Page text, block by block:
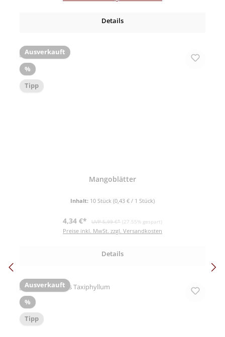
Details
Ausverkauft
%Rabatt
Tipp
Mangoblätter
Inhalt: 10 Stück (0,43 € / 1 Stück)
Verkaufspreis:
4,34 €* Regulärer Preis:
UVP 5,99 €* (27.55% gespart)
Preise inkl. MwSt. zzgl. Versandkosten
Details
Ausverkauft
%Rabatt
Tipp